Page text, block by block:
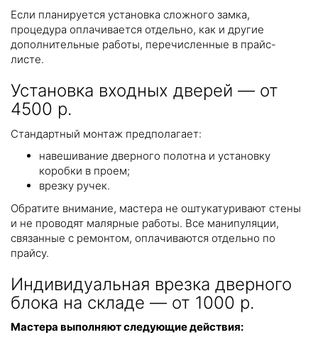
Если планируется установка сложного замка,
процедура оплачивается отдельно, как и другие
дополнительные работы, перечисленные в прайс-
листе.
Установка входных дверей — от
4500 р.
Стандартный монтаж предполагает:
навешивание дверного полотна и установку
коробки в проем;
врезку ручек.
Обратите внимание, мастера не оштукатуривают стены
и не проводят малярные работы. Все манипуляции,
связанные с ремонтом, оплачиваются отдельно по
прайсу.
Индивидуальная врезка дверного
блока на складе — от 1000 р.
Мастера выполняют следующие действия: